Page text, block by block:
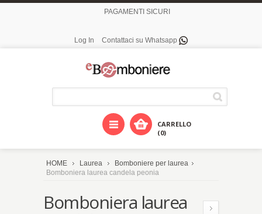
PAGAMENTI SICURI
Log In Contattaci su Whatsapp
CARRELLO
(0)
HOME Laurea
Bomboniere per laurea
Bomboniera laurea candela peonia
Bomboniera laurea